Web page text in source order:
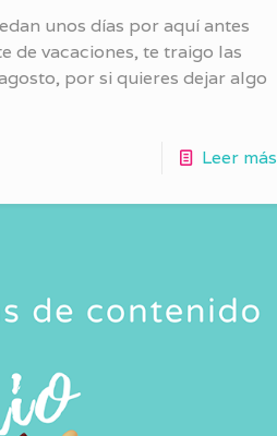
unos días por aquí antes
de vacaciones, te traigo las
por si quieres dejar algo
Leer más